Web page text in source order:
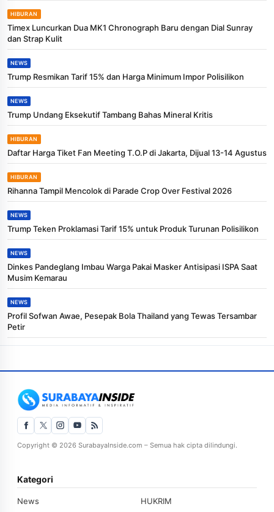
HIBURAN
Timex Luncurkan Dua MK1 Chronograph Baru dengan Dial Sunray
dan Strap Kulit
NEWS
Trump Resmikan Tarif 15% dan Harga Minimum Impor Polisilikon
NEWS
Trump Undang Eksekutif Tambang Bahas Mineral Kritis
HIBURAN
Daftar Harga Tiket Fan Meeting T.O.P di Jakarta, Dijual 13-14 Agustus
HIBURAN
Rihanna Tampil Mencolok di Parade Crop Over Festival 2026
NEWS
Trump Teken Proklamasi Tarif 15% untuk Produk Turunan Polisilikon
NEWS
Dinkes Pandeglang Imbau Warga Pakai Masker Antisipasi ISPA Saat
Musim Kemarau
NEWS
Profil Sofwan Awae, Pesepak Bola Thailand yang Tewas Tersambar
Petir
Copyright © 2026 SurabayaInside.com – Semua hak cipta dilindungi.
Kategori
News HUKRIM